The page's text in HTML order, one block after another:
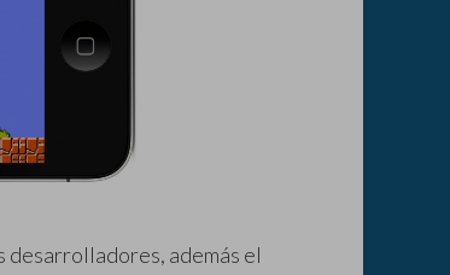
desarrolladores, además el